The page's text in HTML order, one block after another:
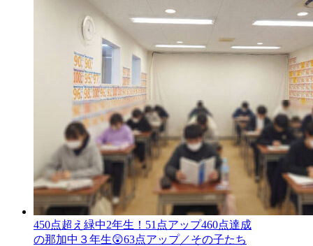
450点超え緑中2年生！51点アップ460点達成
の那加中３年生😲63点アップ／その子たち